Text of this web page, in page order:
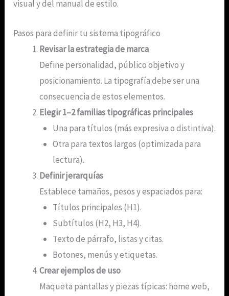
visual y del manual de estilo.
Pasos para definir tu sistema tipográfico
Revisar la estrategia de marca
Define personalidad, público objetivo y
posicionamiento. La tipografía debe ser una
consecuencia de estos elementos.
Elegir 1–2 familias tipográficas principales
Una para títulos (más expresiva o distintiva).
Otra para textos largos (optimizada para
lectura).
Definir jerarquías
Establece tamaños, pesos y espaciados para:
Títulos principales (H1).
Subtítulos (H2, H3, H4).
Texto de párrafo, listas y citas.
Botones, menús y etiquetas.
Crear ejemplos de uso
Maqueta pantallas y piezas típicas: home web,